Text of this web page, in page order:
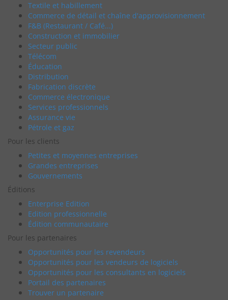
Textile et habillement
Commerce de détail et chaîne d'approvisionnement
F&B (Restaurant / Café...)
Construction et immobilier
Secteur public
Télécom
Éducation
Distribution
Fabrication discrète
Commerce électronique
Services professionnels
Assurance vie
Pétrole et gaz
Pour les clients
Petites et moyennes entreprises
Grandes entreprises
Gouvernements
Éditions
Enterprise Edition
Edition professionnelle
Édition communautaire
Pour les partenaires
Opportunités pour les revendeurs
Opportunités pour les vendeurs de logiciels
Opportunités pour les consultants en logiciels
Portail des partenaires
Trouver un partenaire